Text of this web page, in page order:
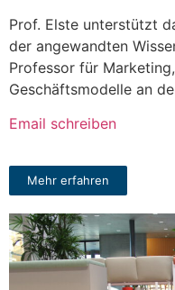
Prof. Elste unterstützt
der angewandten
Professor für
Geschäftsmodelle an
Email schreiben
Mehr erfahren